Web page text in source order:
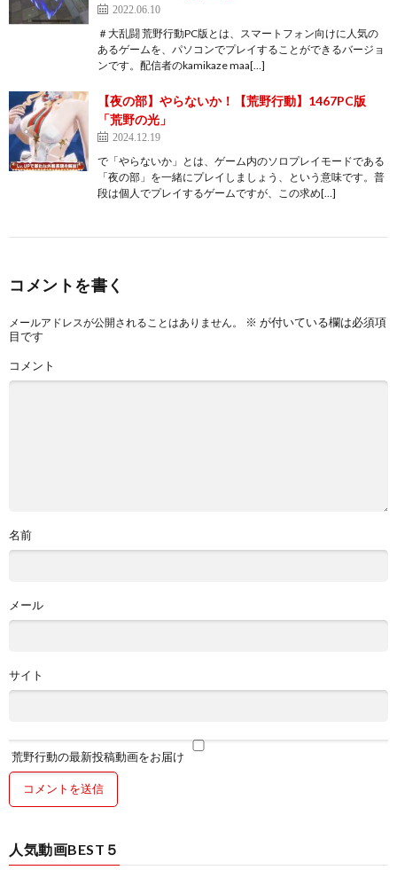
2022.06.10
＃大乱闘 荒野行動PC版とは、スマートフォン向けに人気の
あるゲームを、パソコンでプレイすることができるバージョ
ンです。配信者のkamikaze maa[…]
【夜の部】やらないか！【荒野行動】1467PC版
「荒野の光」
2024.12.19
で「やらないか」とは、ゲーム内のソロプレイモードである
「夜の部」を一緒にプレイしましょう、という意味です。普
段は個人でプレイするゲームですが、この求め[…]
コメントを書く
メールアドレスが公開されることはありません。 ※ が付いている欄は必須項
目です
コメント
名前
メール
サイト
荒野行動の最新投稿動画をお届け
人気動画BEST５